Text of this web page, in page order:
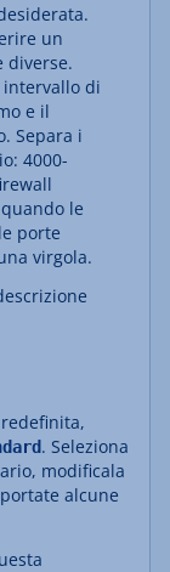
un
diverse.
intervallo di
e il
Separa i
4000-
le
porte
virgola.
. Seleziona
modificala
alcune